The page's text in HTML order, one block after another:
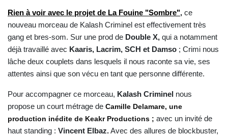
Rien à voir avec le projet de La Fouine "Sombre", ce
nouveau morceau de Kalash Criminel est effectivement très
gang et bres-som. Sur une prod de Double X, qui a notamment
déjà travaillé avec Kaaris, Lacrim, SCH et Damso ; Crimi nous
lâche deux couplets dans lesquels il nous raconte sa vie, ses
attentes ainsi que son vécu en tant que personne différente.
Pour accompagner ce morceau, Kalash Criminel nous
propose un court métrage de Camille Delamare, une
production inédite de Keakr Productions ; avec un invité de
haut standing : Vincent Elbaz.Avec des allures de blockbuster,